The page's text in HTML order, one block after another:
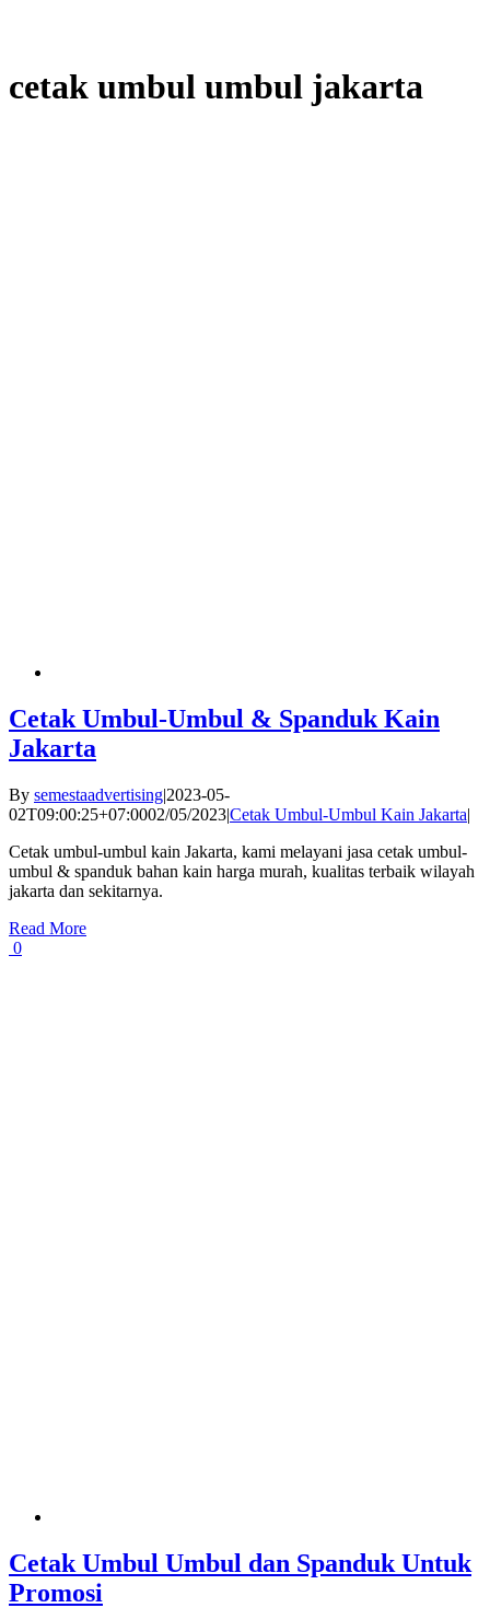
cetak umbul umbul jakarta
Cetak Umbul-Umbul & Spanduk Kain
Jakarta
By semestaadvertising|2023-05-
02T09:00:25+07:0002/05/2023|Cetak Umbul-Umbul Kain Jakarta|
Cetak umbul-umbul kain Jakarta, kami melayani jasa cetak umbul-
umbul & spanduk bahan kain harga murah, kualitas terbaik wilayah
jakarta dan sekitarnya.
Read More
0
Cetak Umbul Umbul dan Spanduk Untuk
Promosi